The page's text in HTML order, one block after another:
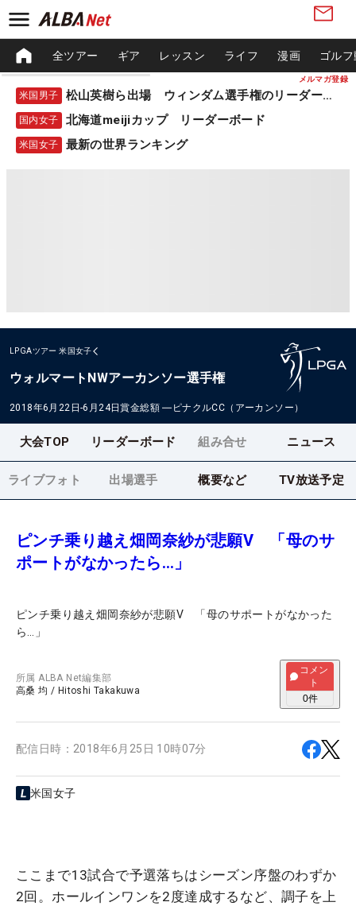
メルマガ登録
全ツアー ギア レッスン ライフ 漫画 ゴル
米国男子 松山英樹ら出場 ウィンダム選手権のリーダーボード
国内女子 北海道meijiカップ リーダーボード
米国女子 最新の世界ランキング
LPGAツアー 米国女子
ウォルマートNWアーカンソー選手権
2018年6月22日-6月24日賞金総額 ― ピナクルCC（アーカンソー）
大会TOP リーダーボード 組み合せ ニュース
ライブフォト 出場選手 概要など TV放送予定
ピンチ乗り越え畑岡奈紗が悲願V 「母のサ
ポートがなかったら…」
ピンチ乗り越え畑岡奈紗が悲願V 「母のサポートがなかった
ら…」
所属ALBA Net編集部
高桑 均 / Hitoshi Takakuwa
コメン
ト
0件
配信日時： 2018年6月25日 10時07分
米国女子
ここまで13試合で予選落ちはシーズン序盤のわずか
2回。ホールインワンを2度達成するなど、調子を上